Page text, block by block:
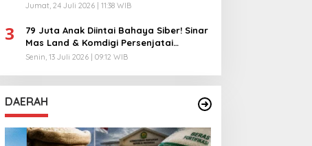
Jumat, 24 Juli 2026 | 11:38 WIB
3
79 Juta Anak Diintai Bahaya Siber! Sinar
Mas Land & Komdigi Persenjatai
Ratusan Guru!
Senin, 13 Juli 2026 | 09:12 WIB
DAERAH